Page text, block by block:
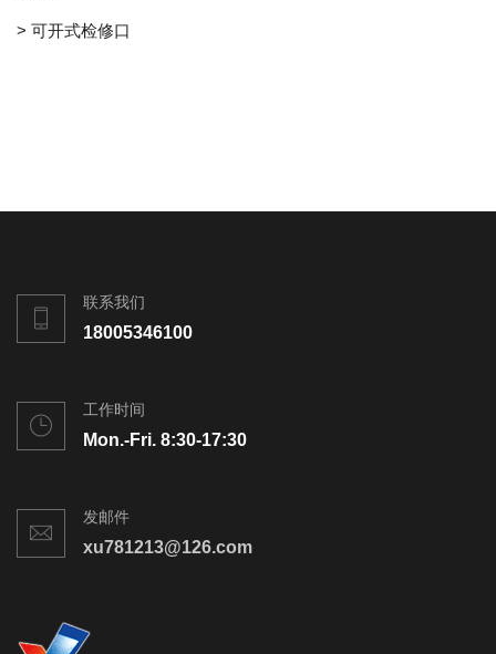
> 可开式检修口
联系我们
18005346100
工作时间
Mon.-Fri. 8:30-17:30
发邮件
xu781213@126.com